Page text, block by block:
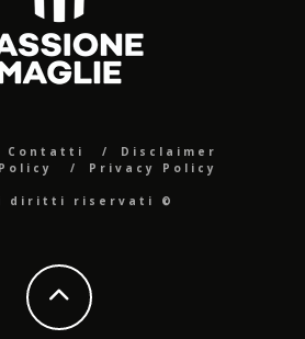
Contatti
Disclaimer
Privacy Policy
diritti riservati ©